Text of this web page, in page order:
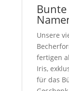
Unsere
fertigen
Iris,
für das